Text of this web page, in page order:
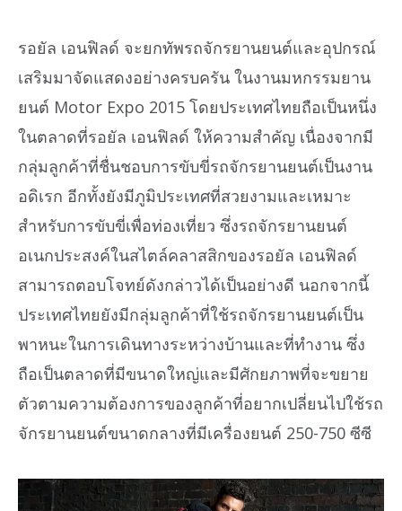
รอยัล เอนฟิลด์ จะยกทัพรถจักรยานยนต์และอุปกรณ์
เสริมมาจัดแสดงอย่างครบครัน ในงานมหกรรมยาน
ยนต์ Motor Expo 2015 โดยประเทศไทยถือเป็นหนึ่ง
ในตลาดที่รอยัล เอนฟิลด์ ให้ความสำคัญ เนื่องจากมี
กลุ่มลูกค้าที่ชื่นชอบการขับขี่รถจักรยานยนต์เป็นงาน
อดิเรก อีกทั้งยังมีภูมิประเทศที่สวยงามและเหมาะ
สำหรับการขับขี่เพื่อท่องเที่ยว ซึ่งรถจักรยานยนต์
อเนกประสงค์ในสไตล์คลาสสิกของรอยัล เอนฟิลด์
สามารถตอบโจทย์ดังกล่าวได้เป็นอย่างดี นอกจากนี้
ประเทศไทยยังมีกลุ่มลูกค้าที่ใช้รถจักรยานยนต์เป็น
พาหนะในการเดินทางระหว่างบ้านและที่ทำงาน ซึ่ง
ถือเป็นตลาดที่มีขนาดใหญ่และมีศักยภาพที่จะขยาย
ตัวตามความต้องการของลูกค้าที่อยากเปลี่ยนไปใช้รถ
จักรยานยนต์ขนาดกลางที่มีเครื่องยนต์ 250-750 ซีซี